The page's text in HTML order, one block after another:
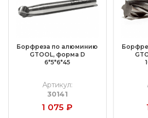
Борфреза по алюминию
GTOOL, форма D
6*5*6*45
Артикул:
30141
1 075 ₽